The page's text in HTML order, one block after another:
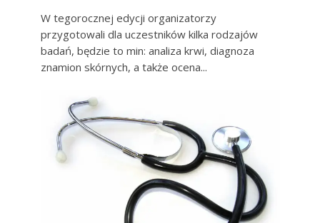
W tegorocznej edycji organizatorzy
przygotowali dla uczestników kilka rodzajów
badań, będzie to min: analiza krwi, diagnoza
znamion skórnych, a także ocena...